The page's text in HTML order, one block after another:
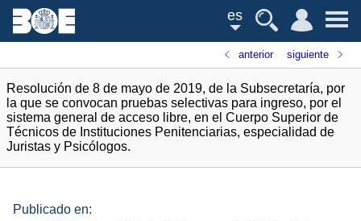
es
anterior siguiente
Resolución de 8 de mayo de 2019, de la Subsecretaría, por
la que se convocan pruebas selectivas para ingreso, por el
sistema general de acceso libre, en el Cuerpo Superior de
Técnicos de Instituciones Penitenciarias, especialidad de
Juristas y Psicólogos.
Publicado en: